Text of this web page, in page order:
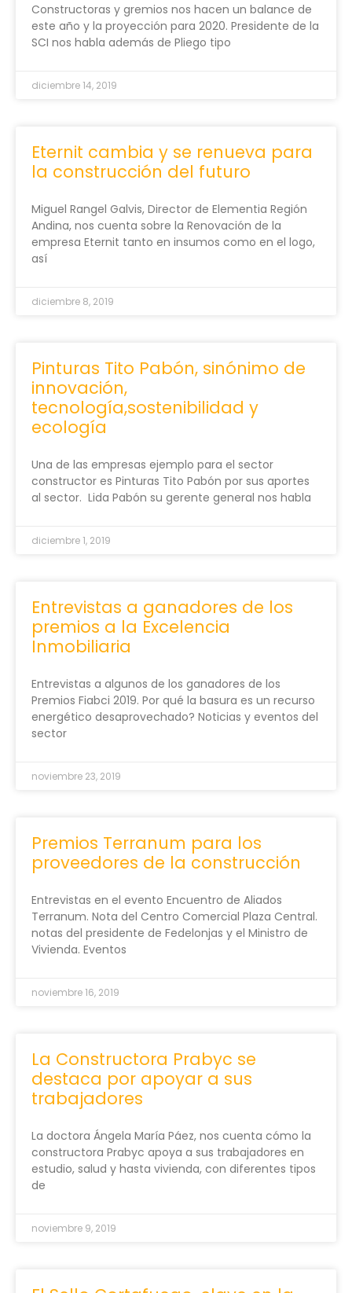
Constructoras y gremios nos hacen un balance de
este año y la proyección para 2020. Presidente de la
SCI nos habla además de Pliego tipo
diciembre 14, 2019
Eternit cambia y se renueva para
la construcción del futuro
Miguel Rangel Galvis, Director de Elementia Región
Andina, nos cuenta sobre la Renovación de la
empresa Eternit tanto en insumos como en el logo,
así
diciembre 8, 2019
Pinturas Tito Pabón, sinónimo de
innovación,
tecnología,sostenibilidad y
ecología
Una de las empresas ejemplo para el sector
constructor es Pinturas Tito Pabón por sus aportes
al sector. Lida Pabón su gerente general nos habla
diciembre 1, 2019
Entrevistas a ganadores de los
premios a la Excelencia
Inmobiliaria
Entrevistas a algunos de los ganadores de los
Premios Fiabci 2019. Por qué la basura es un recurso
energético desaprovechado? Noticias y eventos del
sector
noviembre 23, 2019
Premios Terranum para los
proveedores de la construcción
Entrevistas en el evento Encuentro de Aliados
Terranum. Nota del Centro Comercial Plaza Central.
notas del presidente de Fedelonjas y el Ministro de
Vivienda. Eventos
noviembre 16, 2019
La Constructora Prabyc se
destaca por apoyar a sus
trabajadores
La doctora Ángela María Páez, nos cuenta cómo la
constructora Prabyc apoya a sus trabajadores en
estudio, salud y hasta vivienda, con diferentes tipos
de
noviembre 9, 2019